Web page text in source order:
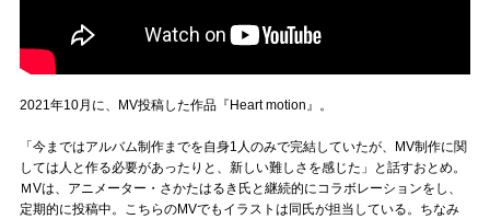
2021年10月に、MV投稿した作品『Heart motion』。
「今まではアルバム制作までを自身1人のみで完結していたが、MV制作に関
しては人と作る必要があったりと、新しい難しさを感じた」と話すおとめ。
ＭVは、アニメーター・さかたはるき氏と継続的にコラボレーションをし、
定期的に投稿中。こちらのMVでもイラストは同氏が担当している。ちなみ